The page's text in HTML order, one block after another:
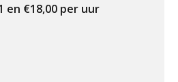
en €18,00 per uur